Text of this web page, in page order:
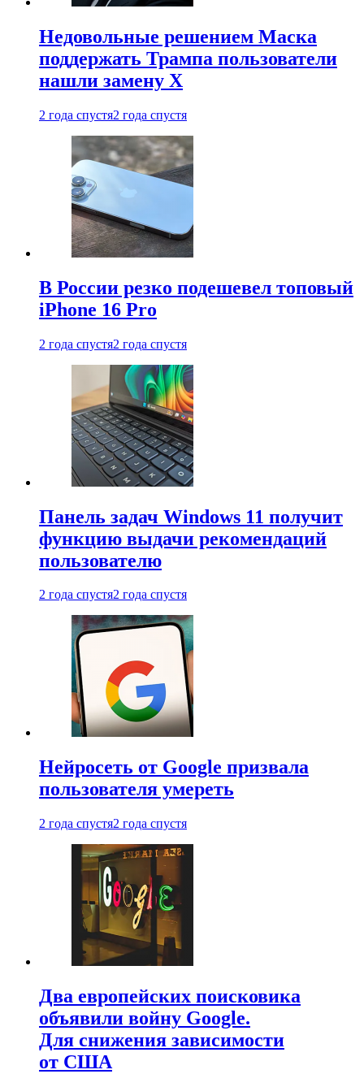
Недовольные решением Маска
поддержать Трампа пользователи
нашли замену X
2 года спустя2 года спустя
В России резко подешевел топовый
iPhone 16 Pro
2 года спустя2 года спустя
Панель задач Windows 11 получит
функцию выдачи рекомендаций
пользователю
2 года спустя2 года спустя
Нейросеть от Google призвала
пользователя умереть
2 года спустя2 года спустя
Два европейских поисковика
объявили войну Google.
Для снижения зависимости
от США